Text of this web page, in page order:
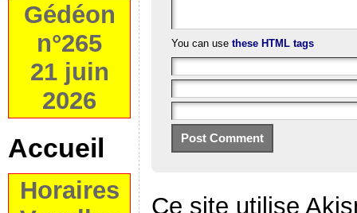
Gédéon
n°265
21 juin
2026
Accueil
Horaires
You can use these HTML tags
Ce site utilise